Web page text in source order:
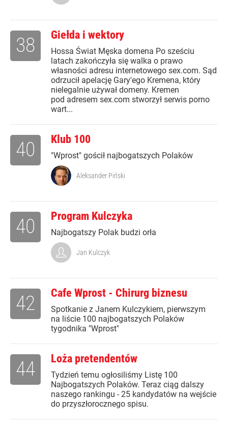
Giełda i wektory
Hossa Świat Męska domena Po sześciu
latach zakończyła się walka o prawo
własności adresu internetowego sex.com. Sąd
odrzucił apelację Gary'ego Kremena, który
nielegalnie używał domeny. Kremen
pod adresem sex.com stworzył serwis porno
wart...
38
Klub 100
"Wprost" gościł najbogatszych Polaków
40
Aleksander Piński
Program Kulczyka
Najbogatszy Polak budzi orła
40
Jan Kulczyk
Cafe Wprost - Chirurg biznesu
Spotkanie z Janem Kulczykiem, pierwszym
na liście 100 najbogatszych Polaków
tygodnika "Wprost"
42
Loża pretendentów
Tydzień temu ogłosiliśmy Listę 100
Najbogatszych Polaków. Teraz ciąg dalszy
naszego rankingu - 25 kandydatów na wejście
do przyszłorocznego spisu.
44